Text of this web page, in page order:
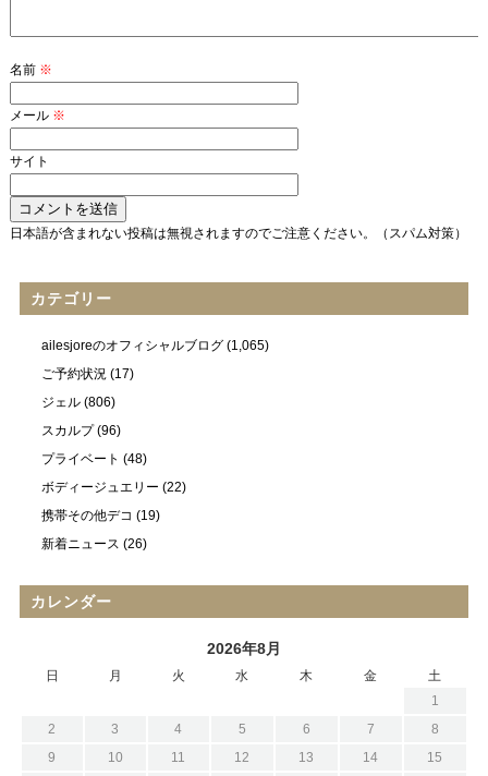
名前 ※
メール ※
サイト
日本語が含まれない投稿は無視されますのでご注意ください。（スパム対策）
カテゴリー
ailesjoreのオフィシャルブログ(1,065)
ご予約状況(17)
ジェル(806)
スカルプ(96)
プライベート (48)
ボディージュエリー (22)
携帯その他デコ (19)
新着ニュース (26)
カレンダー
2026年8月
日 月 火 水 木 金
土
1
2
3 4 5 6 7
8
9
10 11 12 13 14 15